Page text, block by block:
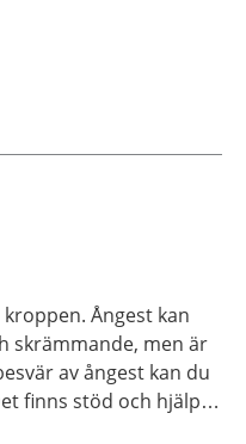
Ångest kan
skrämmande, men är
av ångest kan du
finns stöd och hjälp